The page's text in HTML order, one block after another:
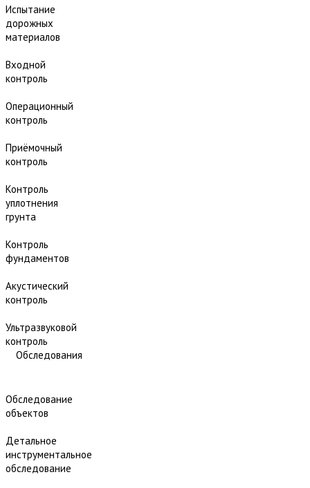
Испытание
дорожных
материалов
Входной
контроль
Операционный
контроль
Приёмочный
контроль
Контроль
уплотнения
грунта
Контроль
фундаментов
Акустический
контроль
Ультразвуковой
контроль
Обследования
Обследование
объектов
Детальное
инструментальное
обследование